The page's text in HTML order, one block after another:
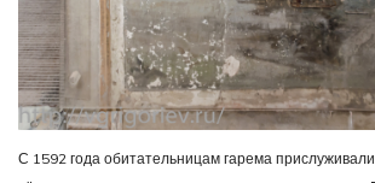
С 1592 года обитательницам гарема